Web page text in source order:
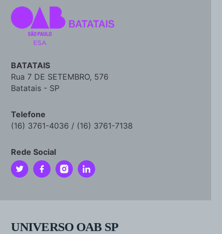
BATATAIS
Rua 7 DE SETEMBRO, 576
Batatais - SP
Telefone
(16) 3761-4036 / (16) 3761-7138
Rede Social
UNIVERSO OAB SP